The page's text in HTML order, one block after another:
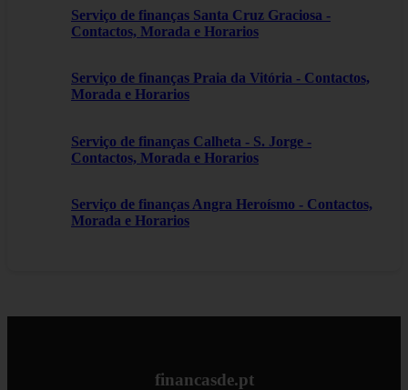
Serviço de finanças Santa Cruz Graciosa -
Contactos, Morada e Horarios
Serviço de finanças Praia da Vitória - Contactos,
Morada e Horarios
Serviço de finanças Calheta - S. Jorge -
Contactos, Morada e Horarios
Serviço de finanças Angra Heroísmo - Contactos,
Morada e Horarios
financasde.pt